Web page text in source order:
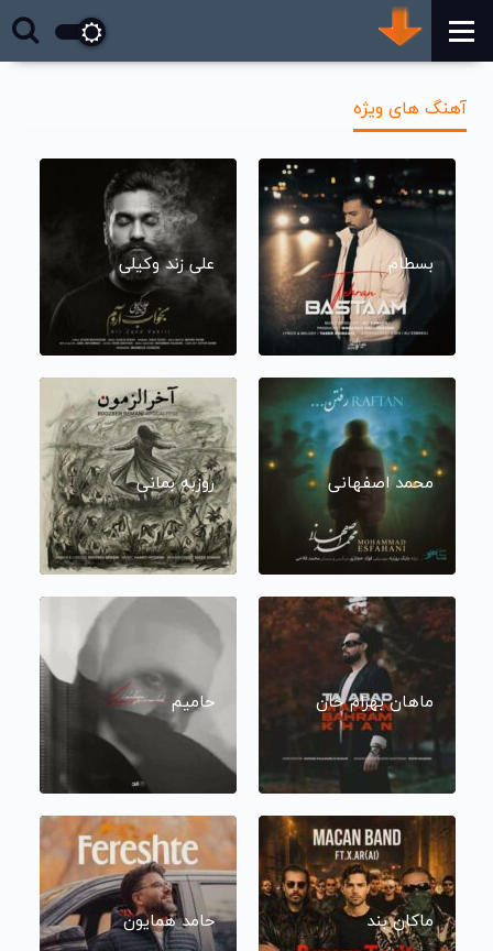
آهنگ های ویژه
بسطام علی زند وکیلی
محمد اصفهانی روزبه بمانی
ماهان بهرام خان حامیم
ماکان بند حامد همایون